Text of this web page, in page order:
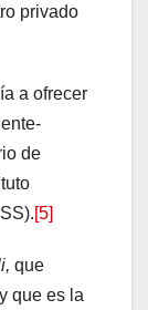
privado
a ofrecer
de
[5]
que
que es la